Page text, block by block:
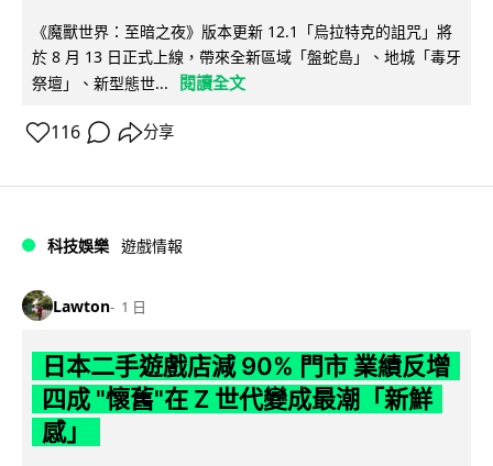
《魔獸世界：至暗之夜》版本更新 12.1「烏拉特克的詛咒」將
於 8 月 13 日正式上線，帶來全新區域「盤蛇島」、地城「毒牙
祭壇」、新型態世...
閱讀全文
116 分享
科技娛樂 遊戲情報
Lawton 1 日
日本二手遊戲店減 90% 門市 業績反增
四成 "懷舊"在 Z 世代變成最潮「新鮮
感」